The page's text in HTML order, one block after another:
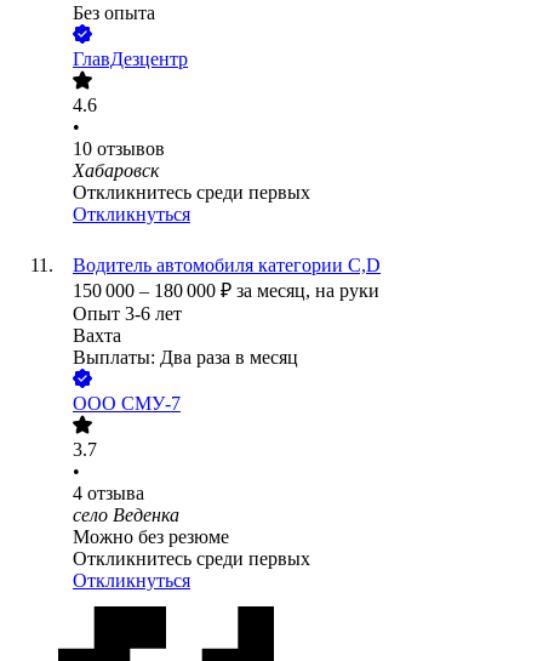
Без опыта
ГлавДезцентр
4.6
•
10 отзывов
Хабаровск
Откликнитесь среди первых
Откликнуться
Водитель автомобиля категории С,D
150 000 – 180 000 ₽ за месяц, на руки
Опыт 3-6 лет
Вахта
Выплаты: Два раза в месяц
ООО СМУ-7
3.7
•
4 отзыва
село Веденка
Можно без резюме
Откликнитесь среди первых
Откликнуться